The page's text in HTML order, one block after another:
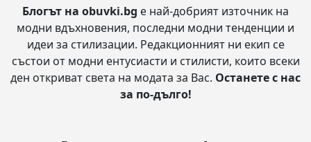
Блогът на obuvki.bg е най-добрият източник на
модни вдъхновения, последни модни тенденции и
идеи за стилизации. Редакционният ни екип се
състои от модни ентусиасти и стилисти, които всеки
ден откриват света на модата за Вас. Останете с нас
за по-дълго!